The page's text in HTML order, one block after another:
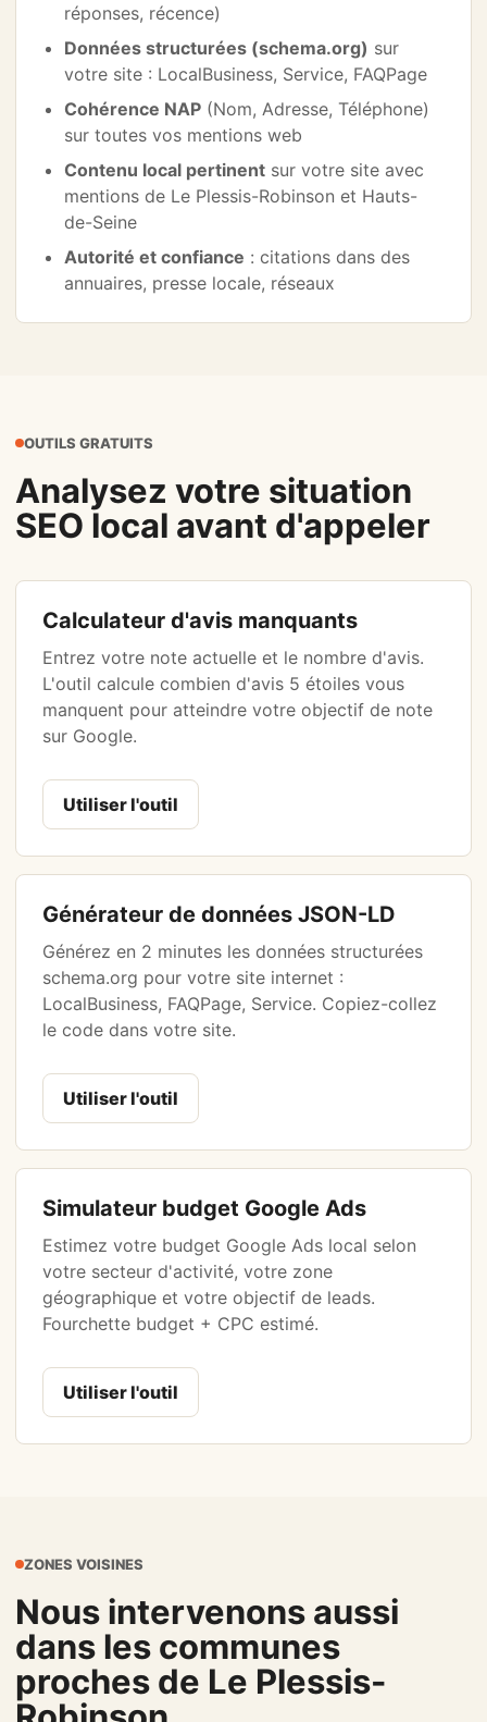
réponses, récence)
Données structurées (schema.org) sur
votre site : LocalBusiness, Service, FAQPage
Cohérence NAP (Nom, Adresse, Téléphone)
sur toutes vos mentions web
Contenu local pertinent sur votre site avec
mentions de Le Plessis-Robinson et Hauts-
de-Seine
Autorité et confiance : citations dans des
annuaires, presse locale, réseaux
OUTILS GRATUITS
Analysez votre situation
SEO local avant d'appeler
Calculateur d'avis manquants
Entrez votre note actuelle et le nombre d'avis.
L'outil calcule combien d'avis 5 étoiles vous
manquent pour atteindre votre objectif de note
sur Google.
Utiliser l'outil
Générateur de données JSON-LD
Générez en 2 minutes les données structurées
schema.org pour votre site internet :
LocalBusiness, FAQPage, Service. Copiez-collez
le code dans votre site.
Utiliser l'outil
Simulateur budget Google Ads
Estimez votre budget Google Ads local selon
votre secteur d'activité, votre zone
géographique et votre objectif de leads.
Fourchette budget + CPC estimé.
Utiliser l'outil
ZONES VOISINES
Nous intervenons aussi
dans les communes
proches de Le Plessis-